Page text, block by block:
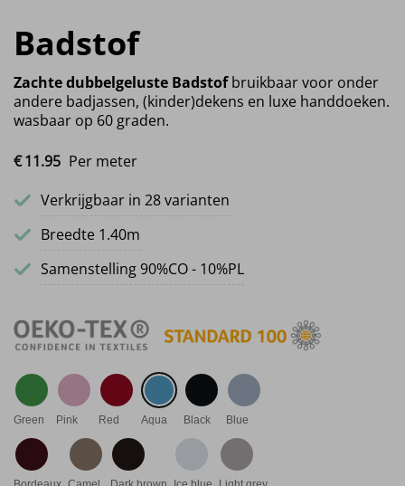
Badstof
Zachte dubbelgeluste Badstofbruikbaar voor onder
andere badjassen, (kinder)dekens en luxe handdoeken.
wasbaar op 60 graden.
€11.95 Per meter
Verkrijgbaar in 28 varianten
Breedte 1.40m
Samenstelling 90%CO - 10%PL
Green Pink Red Aqua Black Blue